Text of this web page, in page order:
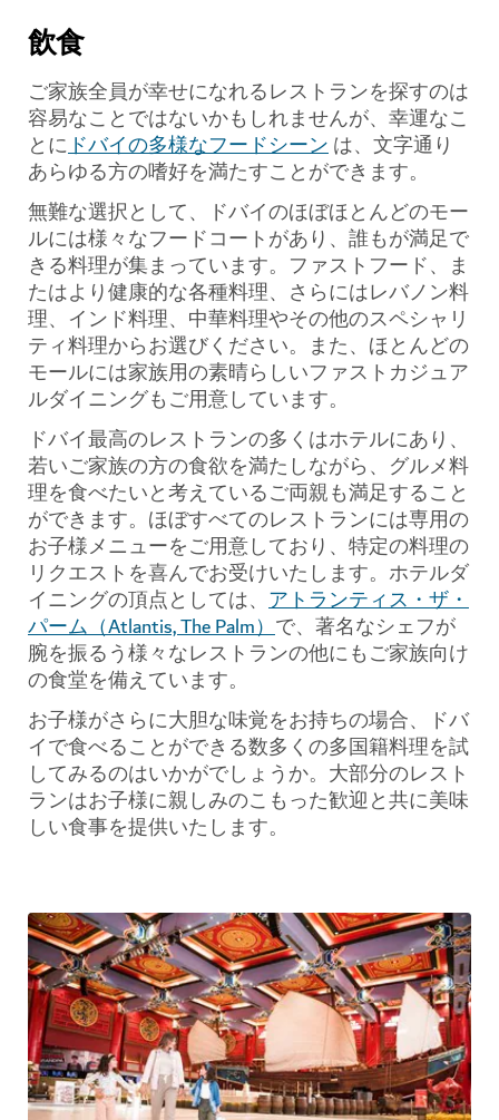
飲食
ご家族全員が幸せになれるレストランを探すのは
容易なことではないかもしれませんが、幸運なこ
とにドバイの多様なフードシーンは、文字通り
あらゆる方の嗜好を満たすことができます。
無難な選択として、ドバイのほぼほとんどのモー
ルには様々なフードコートがあり、誰もが満足で
きる料理が集まっています。ファストフード、ま
たはより健康的な各種料理、さらにはレバノン料
理、インド料理、中華料理やその他のスペシャリ
ティ料理からお選びください。また、ほとんどの
モールには家族用の素晴らしいファストカジュア
ルダイニングもご用意しています。
ドバイ最高のレストランの多くはホテルにあり、
若いご家族の方の食欲を満たしながら、グルメ料
理を食べたいと考えているご両親も満足すること
ができます。ほぼすべてのレストランには専用の
お子様メニューをご用意しており、特定の料理の
リクエストを喜んでお受けいたします。ホテルダ
イニングの頂点としては、 アトランティス・ザ・
パーム（Atlantis, The Palm）で、著名なシェフが
腕を振るう様々なレストランの他にもご家族向け
の食堂を備えています。
お子様がさらに大胆な味覚をお持ちの場合、ドバ
イで食べることができる数多くの多国籍料理を試
してみるのはいかがでしょうか。大部分のレスト
ランはお子様に親しみのこもった歓迎と共に美味
しい食事を提供いたします。